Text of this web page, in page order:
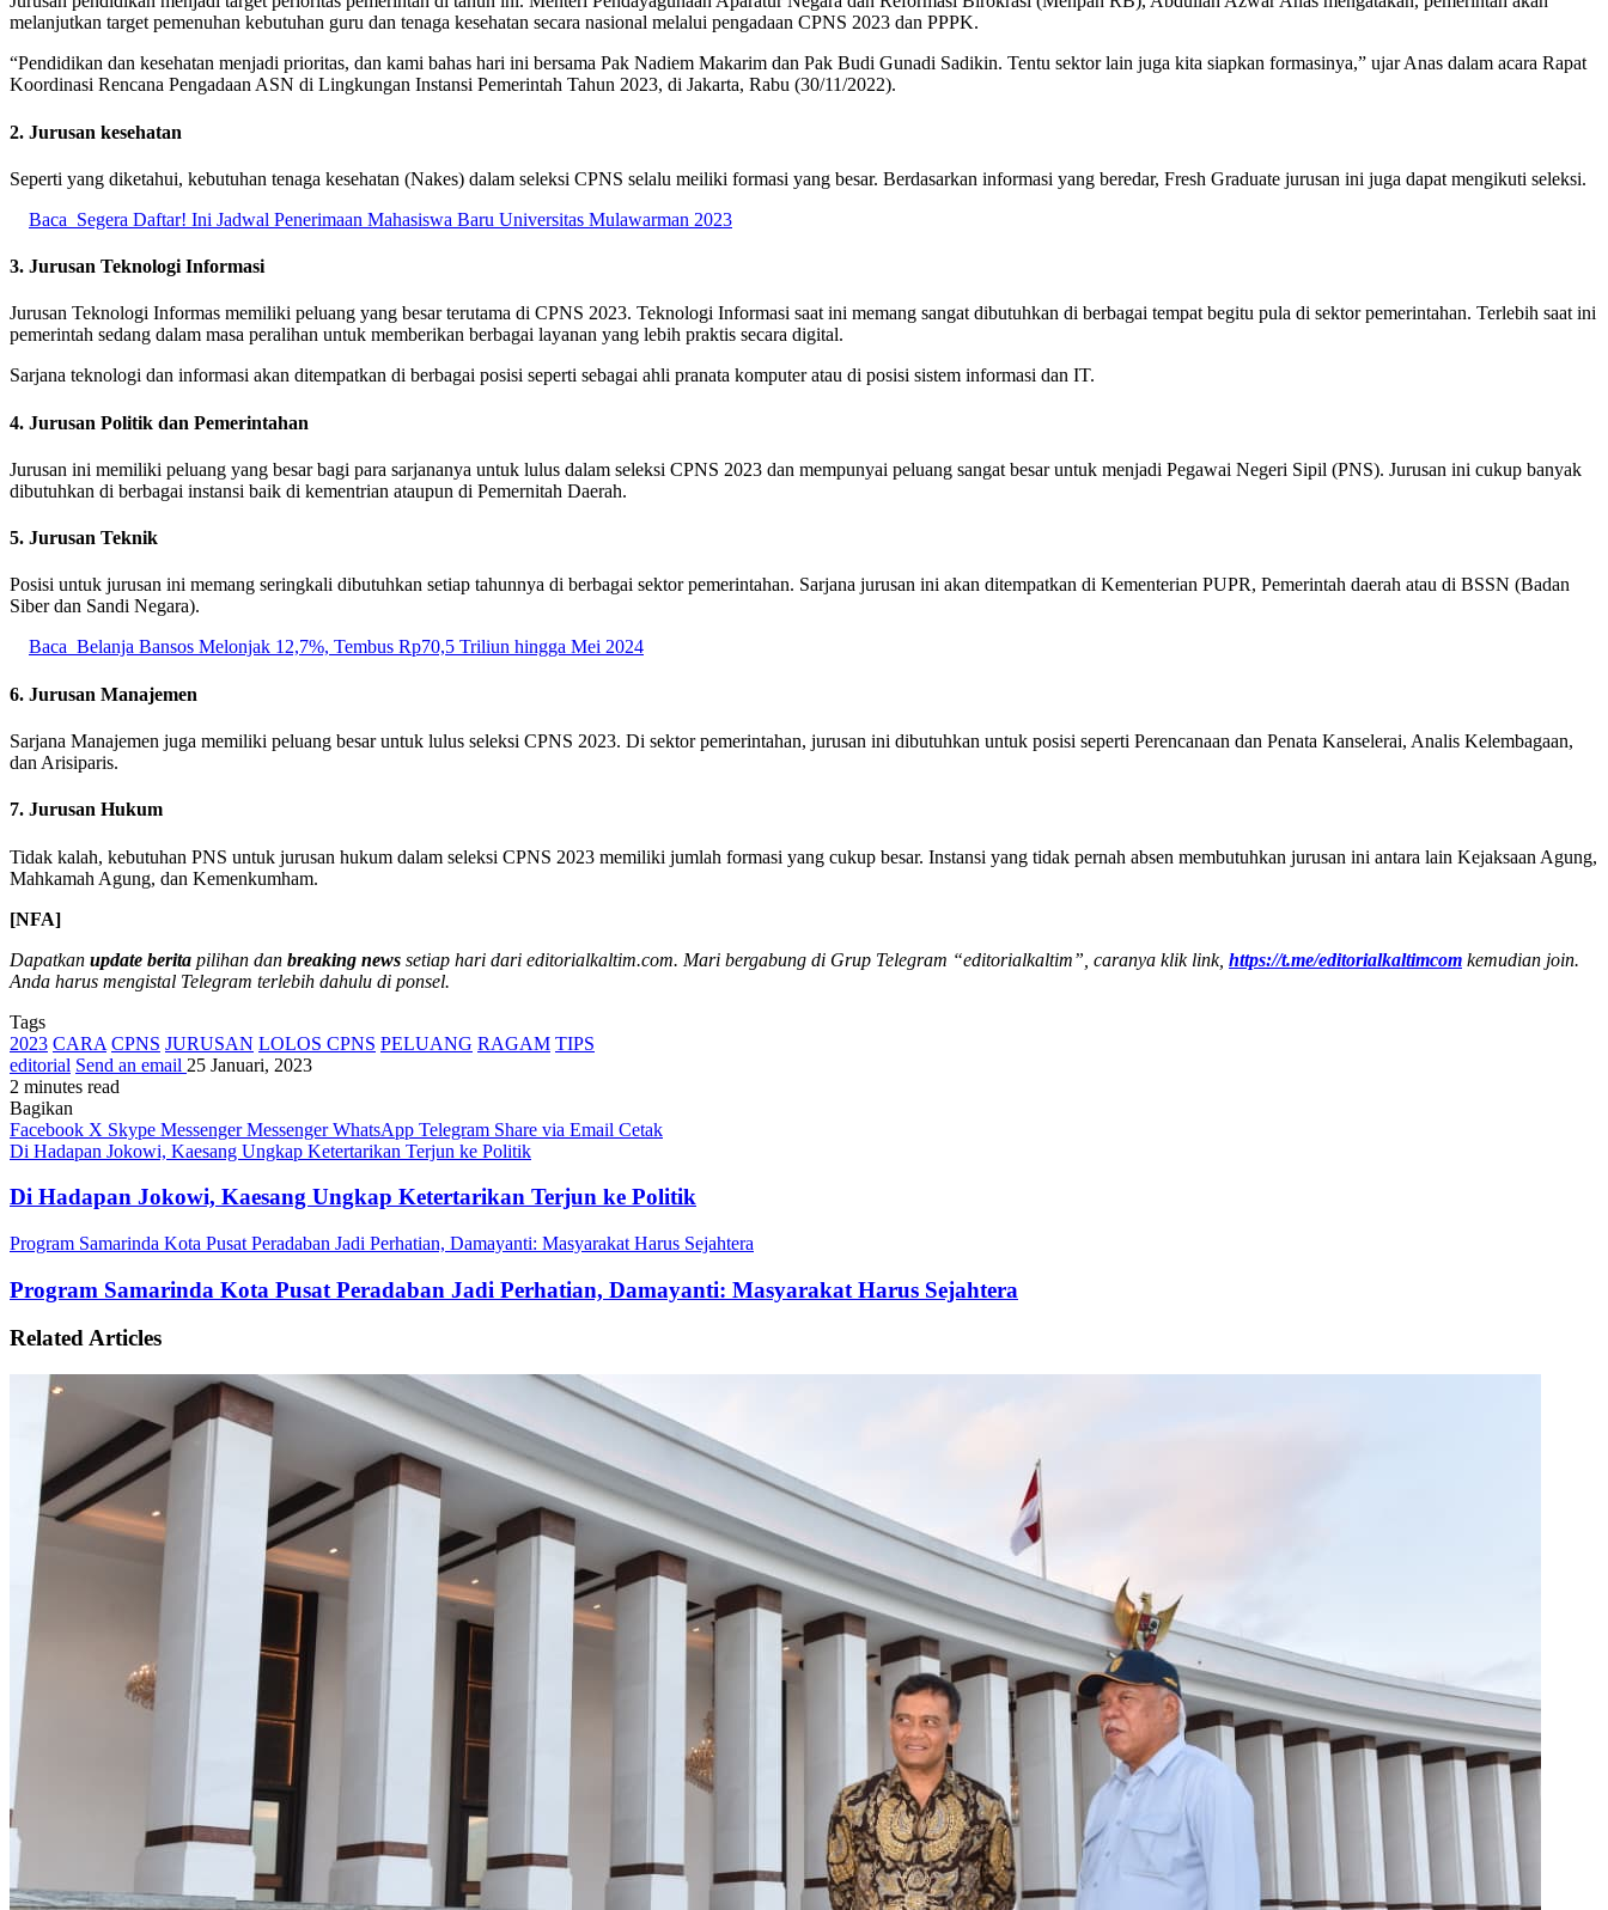
melanjutkan target pemenuhan kebutuhan guru dan tenaga kesehatan secara nasional melalui pengadaan CPNS 2023 dan PPPK.
“Pendidikan dan kesehatan menjadi prioritas, dan kami bahas hari ini bersama Pak Nadiem Makarim dan Pak Budi Gunadi Sadikin. Tentu sektor lain juga kita siapkan formasinya,” ujar Anas dalam acara Rapat
Koordinasi Rencana Pengadaan ASN di Lingkungan Instansi Pemerintah Tahun 2023, di Jakarta, Rabu (30/11/2022).
2. Jurusan kesehatan
Seperti yang diketahui, kebutuhan tenaga kesehatan (Nakes) dalam seleksi CPNS selalu meiliki formasi yang besar. Berdasarkan informasi yang beredar, Fresh Graduate jurusan ini juga dapat mengikuti seleksi.
Baca Segera Daftar! Ini Jadwal Penerimaan Mahasiswa Baru Universitas Mulawarman 2023
3. Jurusan Teknologi Informasi
Jurusan Teknologi Informas memiliki peluang yang besar terutama di CPNS 2023. Teknologi Informasi saat ini memang sangat dibutuhkan di berbagai tempat begitu pula di sektor pemerintahan. Terlebih saat ini
pemerintah sedang dalam masa peralihan untuk memberikan berbagai layanan yang lebih praktis secara digital.
Sarjana teknologi dan informasi akan ditempatkan di berbagai posisi seperti sebagai ahli pranata komputer atau di posisi sistem informasi dan IT.
4. Jurusan Politik dan Pemerintahan
Jurusan ini memiliki peluang yang besar bagi para sarjananya untuk lulus dalam seleksi CPNS 2023 dan mempunyai peluang sangat besar untuk menjadi Pegawai Negeri Sipil (PNS). Jurusan ini cukup banyak
dibutuhkan di berbagai instansi baik di kementrian ataupun di Pemernitah Daerah.
5. Jurusan Teknik
Posisi untuk jurusan ini memang seringkali dibutuhkan setiap tahunnya di berbagai sektor pemerintahan. Sarjana jurusan ini akan ditempatkan di Kementerian PUPR, Pemerintah daerah atau di BSSN (Badan
Siber dan Sandi Negara).
Baca Belanja Bansos Melonjak 12,7%, Tembus Rp70,5 Triliun hingga Mei 2024
6. Jurusan Manajemen
Sarjana Manajemen juga memiliki peluang besar untuk lulus seleksi CPNS 2023. Di sektor pemerintahan, jurusan ini dibutuhkan untuk posisi seperti Perencanaan dan Penata Kanselerai, Analis Kelembagaan,
dan Arisiparis.
7. Jurusan Hukum
Tidak kalah, kebutuhan PNS untuk jurusan hukum dalam seleksi CPNS 2023 memiliki jumlah formasi yang cukup besar. Instansi yang tidak pernah absen membutuhkan jurusan ini antara lain Kejaksaan Agung,
Mahkamah Agung, dan Kemenkumham.
[NFA]
Dapatkan update berita pilihan dan breaking news setiap hari dari editorialkaltim.com. Mari bergabung di Grup Telegram “editorialkaltim”, caranya klik link, https://t.me/editorialkaltimcom kemudian join.
Anda harus mengistal Telegram terlebih dahulu di ponsel.
Tags
2023 CARA CPNS JURUSAN LOLOS CPNS PELUANG RAGAM TIPS
editorial Send an email 25 Januari, 2023
2 minutes read
Bagikan
Facebook X Skype Messenger Messenger WhatsApp Telegram Share via Email Cetak
Di Hadapan Jokowi, Kaesang Ungkap Ketertarikan Terjun ke Politik
Di Hadapan Jokowi, Kaesang Ungkap Ketertarikan Terjun ke Politik
Program Samarinda Kota Pusat Peradaban Jadi Perhatian, Damayanti: Masyarakat Harus Sejahtera
Program Samarinda Kota Pusat Peradaban Jadi Perhatian, Damayanti: Masyarakat Harus Sejahtera
Related Articles